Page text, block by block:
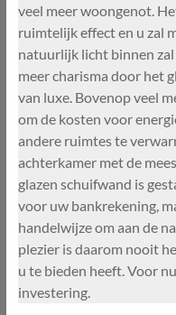
veel meer woongenot.
ruimtelijk effect en u zal
natuurlijk licht binnen
meer charisma door het
van luxe. Bovenop veel
om de kosten voor
andere ruimtes te
achterkamer met de
glazen schuifwand is
voor uw bankrekening,
handelwijze om aan de
plezier is daarom nooit
u te bieden heeft. Voor
investering.